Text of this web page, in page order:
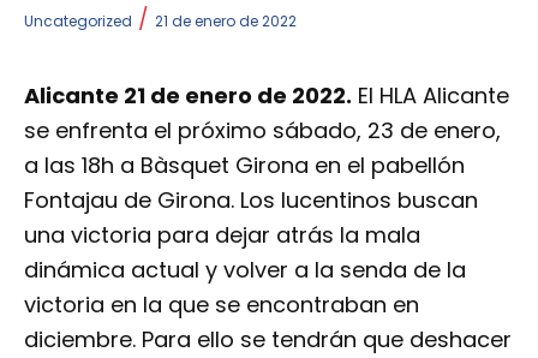
Uncategorized / 21 de enero de 2022
Alicante 21 de enero de 2022. El HLA Alicante
se enfrenta el próximo sábado, 23 de enero,
a las 18h a Bàsquet Girona en el pabellón
Fontajau de Girona. Los lucentinos buscan
una victoria para dejar atrás la mala
dinámica actual y volver a la senda de la
victoria en la que se encontraban en
diciembre. Para ello se tendrán que deshacer